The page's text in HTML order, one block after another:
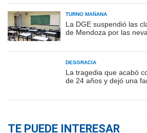
TURNO MAÑANA
La DGE suspendió las
de Mendoza por las
DESGRACIA
La tragedia que acabó
de 24 años y dejó una
TE PUEDE INTERESAR